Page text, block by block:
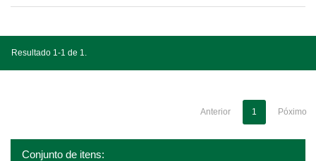
Resultado 1-1 de 1.
Anterior 1 Póximo
Conjunto de itens: